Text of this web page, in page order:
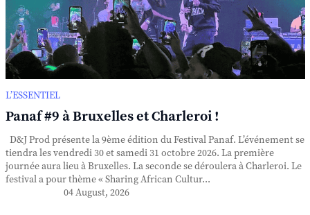
L’ESSENTIEL
Panaf #9 à Bruxelles et Charleroi !
D&J Prod présente la 9ème édition du Festival Panaf. L’événement se
tiendra les vendredi 30 et samedi 31 octobre 2026. La première
journée aura lieu à Bruxelles. La seconde se déroulera à Charleroi. Le
festival a pour thème « Sharing African Cultur...
04 August, 2026